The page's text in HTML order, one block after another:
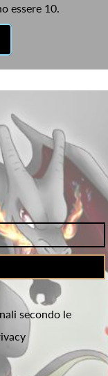
essere 10.
secondo le